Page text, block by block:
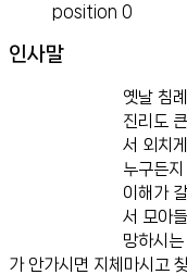
position 0
인사말
옛날 침
진리도
서 외치
누구든
이해가
서 모아
망하시
가 안가시면 지체마시고